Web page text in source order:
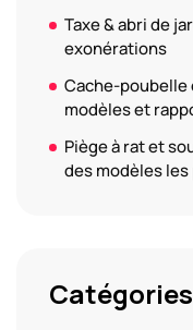
Taxe & abri de
exonérations
Cache-poubelle
modèles et
Piège à rat et
des modèles
Catégories